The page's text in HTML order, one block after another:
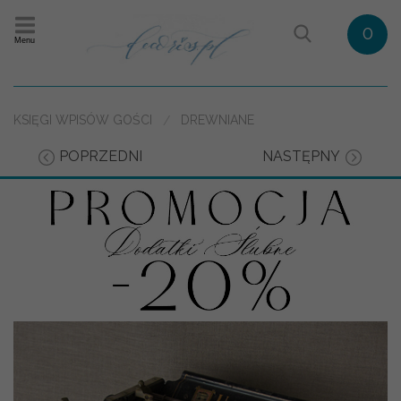
Menu 0
KSIĘGI WPISÓW GOŚCI DREWNIANE
POPRZEDNI NASTĘPNY